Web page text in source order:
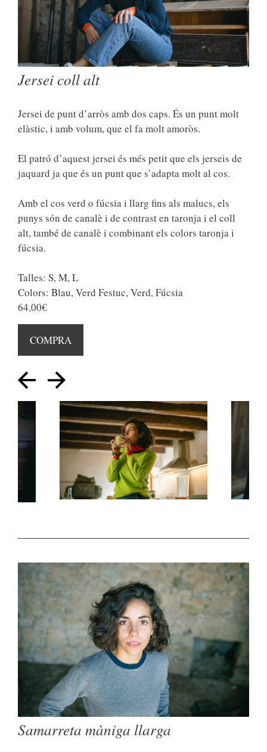
Jersei coll alt
Jersei de punt d’arròs amb dos caps. És un punt molt
elàstic, i amb volum, que el fa molt amoròs.
El patró d’aquest jersei és més petit que els jerseis de
jaquard ja que és un punt que s’adapta molt al cos.
Amb el cos verd o fúcsia i llarg fins als malucs, els
punys són de canalè i de contrast en taronja i el coll
alt, també de canalè i combinant els colors taronja i
fúcsia.
Talles: S, M, L
Colors: Blau, Verd Festuc, Verd, Fúcsia
64,00€
COMPRA
Samarreta màniga llarga